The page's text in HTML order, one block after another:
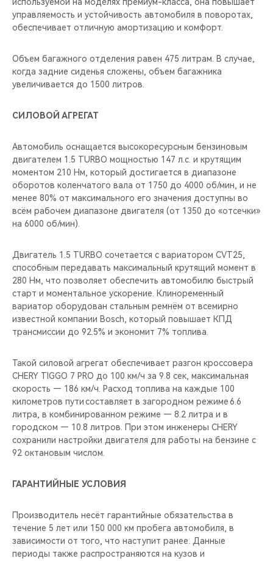
управляемость и устойчивость автомобиля в поворотах,
обеспечивает отличную амортизацию и комфорт.
Объем багажного отделения равен 475 литрам. В случае,
когда задние сиденья сложены, объем багажника
увеличивается до 1500 литров.
СИЛОВОЙ АГРЕГАТ
Автомобиль оснащается высокоресурсным бензиновым
двигателем 1.5 TURBO мощностью 147 л.с. и крутящим
моментом 210 Нм, который достигается в диапазоне
оборотов коленчатого вала от 1750 до 4000 об/мин, и не
менее 80% от максимального его значения доступны во
всём рабочем диапазоне двигателя (от 1350 до «отсечки»
на 6000 об/мин).
Двигатель 1.5 TURBO сочетается с вариатором CVT25,
способным передавать максимальный крутящий момент в
280 Нм, что позволяет обеспечить автомобилю быстрый
старт и моментальное ускорение. Клиноременный
вариатор оборудован стальным ремнём от всемирно
известной компании Bosch, который повышает КПД
трансмиссии до 92.5% и экономит 7% топлива.
Такой силовой агрегат обеспечивает разгон кроссовера
CHERY TIGGO 7 PRO до 100 км/ч за 9.8 сек, максимальная
скорость — 186 км/ч. Расход топлива на каждые 100
километров пути составляет в загородном режиме 6.6
литра, в комбинированном режиме — 8.2 литра и в
городском — 10.8 литров. При этом инженеры CHERY
сохранили настройки двигателя для работы на бензине с
92 октановым числом.
ГАРАНТИЙНЫЕ УСЛОВИЯ
Производитель несёт гарантийные обязательства в
течение 5 лет или 150 000 км пробега автомобиля, в
зависимости от того, что наступит ранее. Данные
периоды также распространяются на кузов и